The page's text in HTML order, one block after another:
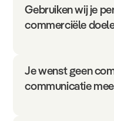
Gebruiken wij je
commerciële
Je wenst geen
communicatie